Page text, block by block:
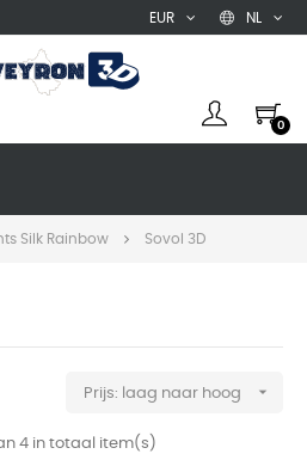
NL
EUR
0
Silk Rainbow Sovol 3D
Prijs: laag naar hoog 
4 in totaal item(s)